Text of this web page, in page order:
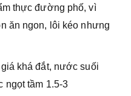
thực đường phố, vì
ăn ngon, lôi kéo nhưng
khá đắt, nước suối
ngọt tầm 1.5-3